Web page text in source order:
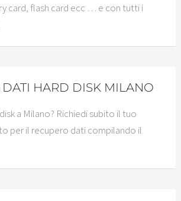
card, flash card ecc … e con tutti i
DATI HARD DISK MILANO
a Milano? Richiedi subito il tuo
per il recupero dati compilando il